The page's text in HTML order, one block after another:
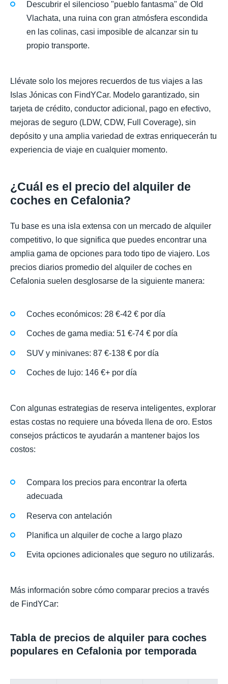
Descubrir el silencioso "pueblo fantasma" de Old
Vlachata, una ruina con gran atmósfera escondida
en las colinas, casi imposible de alcanzar sin tu
propio transporte.
Llévate solo los mejores recuerdos de tus viajes a las
Islas Jónicas con FindYCar. Modelo garantizado, sin
tarjeta de crédito, conductor adicional, pago en efectivo,
mejoras de seguro (LDW, CDW, Full Coverage), sin
depósito y una amplia variedad de extras enriquecerán tu
experiencia de viaje en cualquier momento.
¿Cuál es el precio del alquiler de
coches en Cefalonia?
Tu base es una isla extensa con un mercado de alquiler
competitivo, lo que significa que puedes encontrar una
amplia gama de opciones para todo tipo de viajero. Los
precios diarios promedio del alquiler de coches en
Cefalonia suelen desglosarse de la siguiente manera:
Coches económicos: 28 €-42 € por día
Coches de gama media: 51 €-74 € por día
SUV y minivanes: 87 €-138 € por día
Coches de lujo: 146 €+ por día
Con algunas estrategias de reserva inteligentes, explorar
estas costas no requiere una bóveda llena de oro. Estos
consejos prácticos te ayudarán a mantener bajos los
costos:
Compara los precios para encontrar la oferta
adecuada
Reserva con antelación
Planifica un alquiler de coche a largo plazo
Evita opciones adicionales que seguro no utilizarás.
Más información sobre cómo comparar precios a través
de FindYCar:
Tabla de precios de alquiler para coches
populares en Cefalonia por temporada